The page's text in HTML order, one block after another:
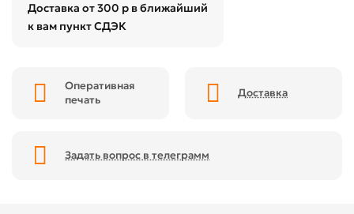
Доставка от 300 р в ближайший
к вам пункт СДЭК
Оперативная
печать
Доставка
Задать вопрос в телеграмм